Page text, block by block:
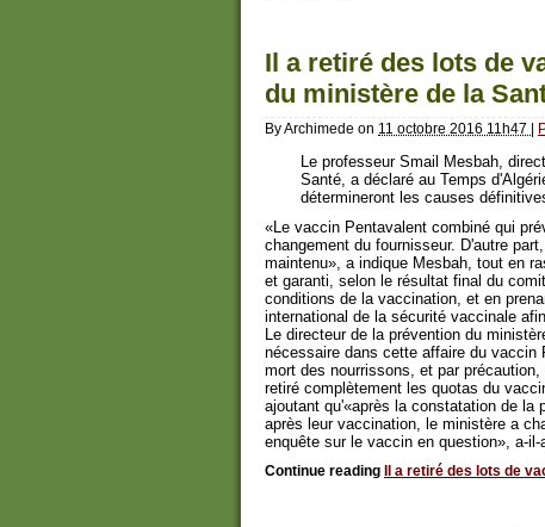
Il a retiré des lots de
du ministère de la
ByArchimede on 11 octobre 2016 11h47 |
Le professeur Smail Mesbah,
Santé, a déclaré au Temps
détermineront les causes
«Le vaccin Pentavalent combiné qui
changement du fournisseur. D'autre
maintenu», a indique Mesbah, tout en
et garanti, selon le résultat final du
conditions de la vaccination, et en
international de la sécurité vaccinale
Le directeur de la prévention du
nécessaire dans cette affaire du
mort des nourrissons, et par
retiré complètement les quotas du
ajoutant qu'«après la constatation de la
après leur vaccination, le ministère a
enquête sur le vaccin en question», a-il-
Continue reading Il a retiré des lots de